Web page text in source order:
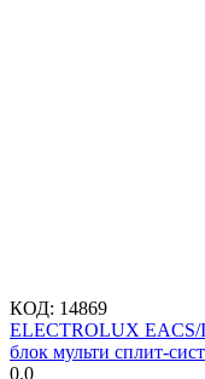
КОД: 14869
ELECTROLUX EACS/
блок мульти сплит-
0.0